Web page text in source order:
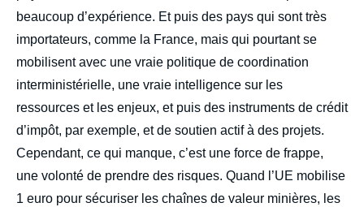
beaucoup d’expérience. Et puis des pays qui sont très
importateurs, comme la France, mais qui pourtant se
mobilisent avec une vraie politique de coordination
interministérielle, une vraie intelligence sur les
ressources et les enjeux, et puis des instruments de crédit
d’impôt, par exemple, et de soutien actif à des projets.
Cependant, ce qui manque, c’est une force de frappe,
une volonté de prendre des risques. Quand l’UE mobilise
1 euro pour sécuriser les chaînes de valeur minières, les